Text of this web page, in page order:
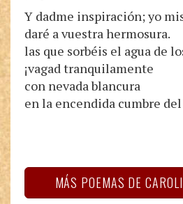
Y dadme inspiración; yo
daré a vuestra hermosura.
las que sorbéis el agua de
¡vagad tranquilamente
con nevada blancura
en la encendida cumbre
MÁS POEMAS DE